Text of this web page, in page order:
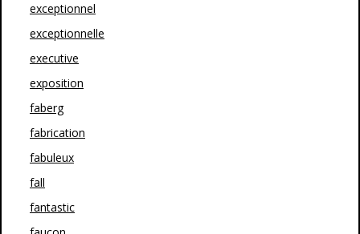
exceptionnel
exceptionnelle
executive
exposition
faberg
fabrication
fabuleux
fall
fantastic